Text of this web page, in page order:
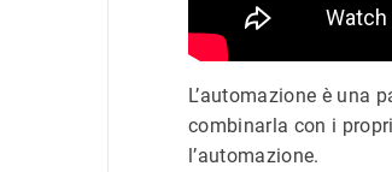
L’automazione è una
combinarla con i
l’automazione.